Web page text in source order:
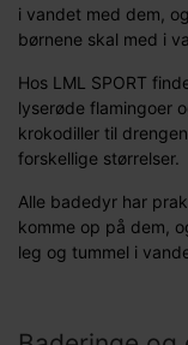
i vandet med dem,
børnene skal med i
Hos LML SPORT
lyserøde flamingoer
krokodiller til
forskellige størrelser.
Alle badedyr har
komme op på dem,
leg og tummel i